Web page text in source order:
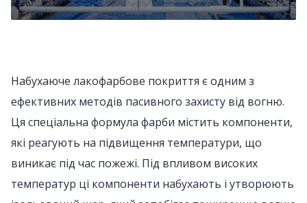
Набухаюче лакофарбове покриття є одним з
ефективних методів пасивного захисту від вогню.
Ця спеціальна формула фарби містить компоненти,
які реагують на підвищення температури, що
виникає під час пожежі. Під впливом високих
температур ці компоненти набухають і утворюють